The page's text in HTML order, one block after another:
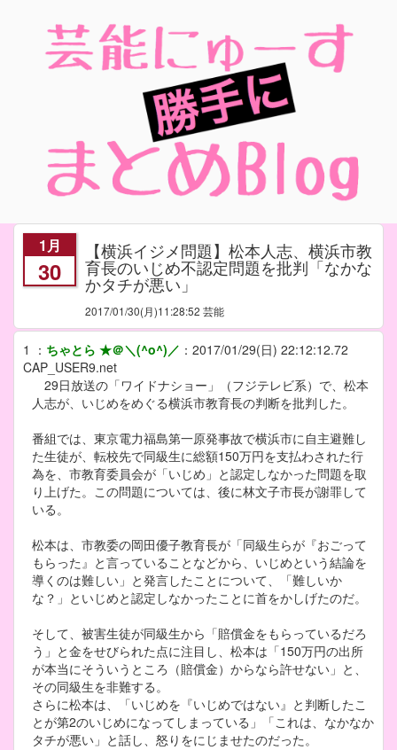
1月
30
【横浜イジメ問題】松本人志、横浜市教
育長のいじめ不認定問題を批判「なかな
かタチが悪い」
2017/01/30(月)11:28:52 芸能
1 ： ちゃとら ★＠＼(^o^)／ ： 2017/01/29(日) 22:12:12.72
CAP_USER9.net
29日放送の「ワイドナショー」（フジテレビ系）で、松本
人志が、いじめをめぐる横浜市教育長の判断を批判した。
番組では、東京電力福島第一原発事故で横浜市に自主避難し
た生徒が、転校先で同級生に総額150万円を支払わされた行
為を、市教育委員会が「いじめ」と認定しなかった問題を取
り上げた。この問題については、後に林文子市長が謝罪して
いる。
松本は、市教委の岡田優子教育長が「同級生らが『おごって
もらった』と言っていることなどから、いじめという結論を
導くのは難しい」と発言したことについて、「難しいか
な？」といじめと認定しなかったことに首をかしげたのだ。
そして、被害生徒が同級生から「賠償金をもらっているだろ
う」と金をせびられた点に注目し、松本は「150万円の出所
が本当にそういうところ（賠償金）からなら許せない」と、
その同級生を非難する。
さらに松本は、「いじめを『いじめではない』と判断したこ
とが第2のいじめになってしまっている」「これは、なかなか
タチが悪い」と話し、怒りをにじませたのだった。